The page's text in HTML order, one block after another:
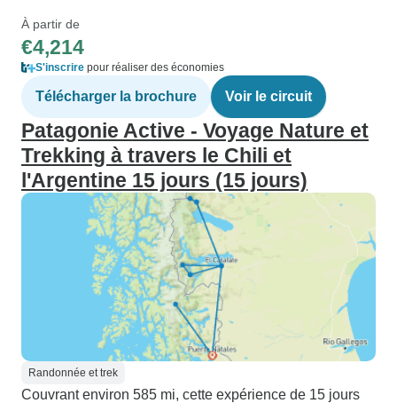
À partir de
€4,214
S'inscrire pour réaliser des économies
Télécharger la brochure Voir le circuit
Patagonie Active - Voyage Nature et
Trekking à travers le Chili et
l'Argentine 15 jours (15 jours)
Randonnée et trek
Couvrant environ 585 mi, cette expérience de 15 jours